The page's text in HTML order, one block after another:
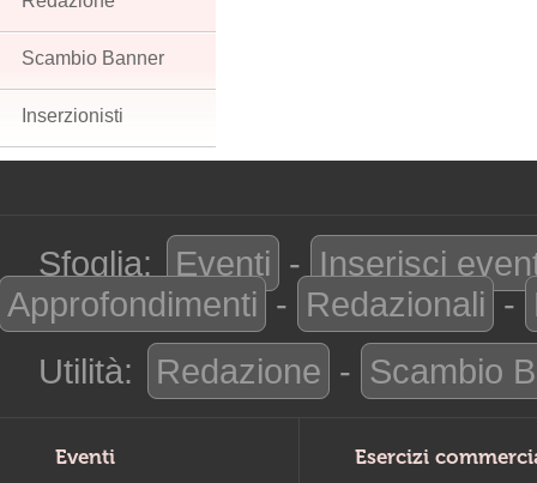
Scambio Banner
Inserzionisti
Sfoglia: Eventi - Inserisci
Approfondimenti - Redazionali -
Utilità:
Redazione - Scambio
Eventi Esercizi